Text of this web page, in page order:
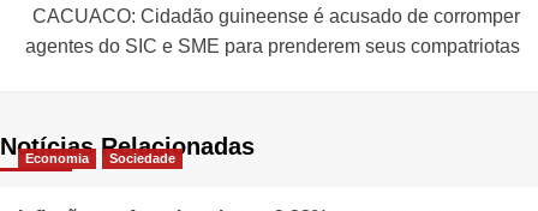
CACUACO: Cidadão guineense é acusado de corromper
agentes do SIC e SME para prenderem seus compatriotas
Notícias Relacionadas
Economia Sociedade